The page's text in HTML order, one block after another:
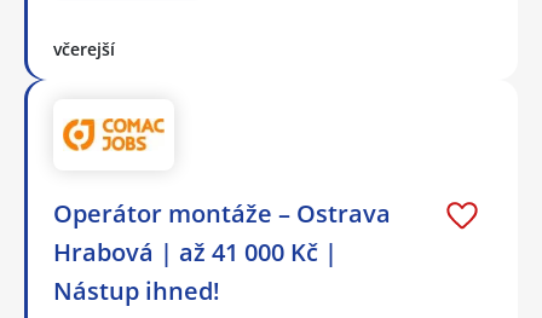
včerejší
Operátor montáže – Ostrava
Hrabová | až 41 000 Kč |
Nástup ihned!